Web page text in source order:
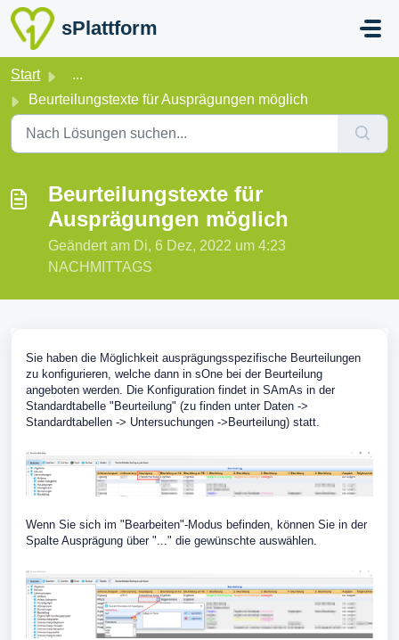
Zum hauptsächlichen Inhalt gehen
sPlattform
Start
...
Beurteilungstexte für Ausprägungen möglich
Beurteilungstexte für
Ausprägungen möglich
Geändert am Di, 6 Dez, 2022 um 4:23
NACHMITTAGS
Sie haben die Möglichkeit ausprägungsspezifische Beurteilungen
zu konfigurieren, welche dann in sOne bei der Beurteilung
angeboten werden. Die Konfiguration findet in SAmAs in der
Standardtabelle "Beurteilung" (zu finden unter Daten ->
Standardtabellen -> Untersuchungen ->Beurteilung) statt.
Wenn Sie sich im "Bearbeiten"-Modus befinden, können Sie in der
Spalte Ausprägung über "..." die gewünschte auswählen.